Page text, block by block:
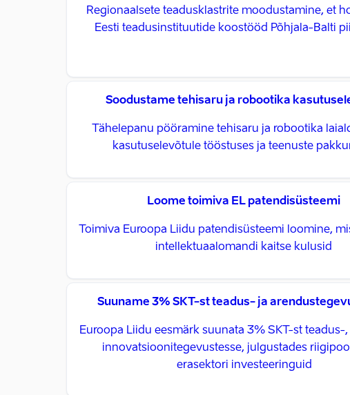
Regionaalsete teadusklastrite moodustamine, et
Eesti teadusinstituutide koostööd Põhjala-Balti
Soodustame tehisaru ja robootika
Tähelepanu pööramine tehisaru ja robootika
kasutuselevõtule tööstuses ja teenuste
Loome toimiva EL patendisüsteemi
Toimiva Euroopa Liidu patendisüsteemi loomine,
intellektuaalomandi kaitse kulusid
Suuname 3% SKT-st teadus- ja
Euroopa Liidu eesmärk suunata 3% SKT-st teadus-
innovatsioonitegevustesse, julgustades
erasektori investeeringuid